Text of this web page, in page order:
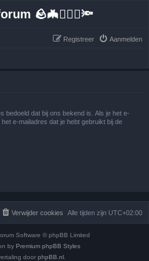
🪨🦇🚶🏻‍♂️🔦
Aanmelden
Registreer
bedoeld dat bij ons bekend is. Als je het e-
e-mailadres dat je hebt gebruikt bij de
Alle tijden zijn UTC+02:00
Verwijder cookies
Software © phpBB Limited
by Premium phpBB Styles
door phpBB.nl